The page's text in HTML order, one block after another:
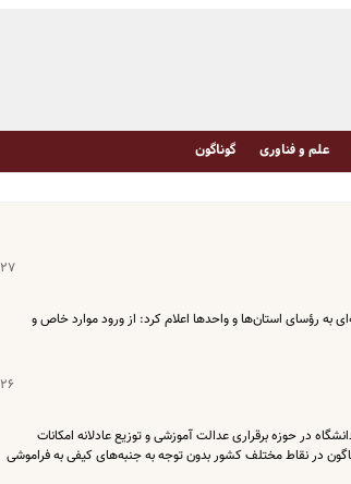
علم و فناوری گوناگون
۲۷ فروردین ۱۴۰۳
به رؤسای استان‌ها و واحد‌ها اعلام کرد: از ورود موارد خاص و
۲۶ فروردین ۱۴۰۳
در حوزه برقراری عدالت آموزشی و توزیع عادلانه امکانات
در نقاط مختلف کشور بدون توجه به جنبه‌های کیفی به فراموشی